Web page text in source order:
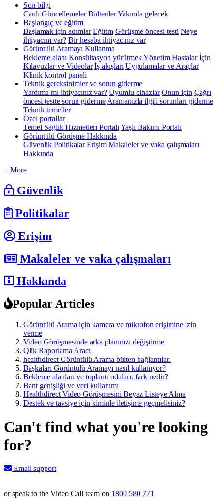
Son bilgi
Canlı Güncellemeler BültenlerYakında gelecek
Başlangıç ve eğitim
Başlamak için adımlar Eğitim Görüşme öncesi testi Neye
ihtiyacım var? Bir hesaba ihtiyacınız var
Görüntülü Aramayı Kullanma
Bekleme alanı Konsültasyon yürütmekYönetim Hastalar İçin
Kılavuzlar ve Videolar İş akışları Uygulamalar ve Araçlar
Klinik kontrol paneli
Teknik gereksinimler ve sorun giderme
Yardıma mı ihtiyacınız var? Uyumlu cihazlar Onun için Çağrı
öncesi testte sorun giderme Aramanızla ilgili sorunları giderme
Teknik temeller
Özel portallar
Temel Sağlık Hizmetleri Portalı Yaşlı Bakımı Portalı
Görüntülü Görüşme Hakkında
Güvenlik Politikalar Erişim Makaleler ve vaka çalışmaları
Hakkında
+ More
Güvenlik
Politikalar
Erişim
Makaleler ve vaka çalışmaları
Hakkında
Popular Articles
Görüntülü Arama için kamera ve mikrofon erişimine izin
verme
Video Görüşmesinde arka planınızı değiştirme
Qlik Raporlama Aracı
healthdirect Görüntülü Arama bülten bağlantıları
Başkaları Görüntülü Aramayı nasıl kullanıyor?
Bekleme alanları ve toplantı odaları: fark nedir?
Bant genişliği ve veri kullanımı
Healthdirect Video Görüşmesini Beyaz Listeye Alma
Destek ve tavsiye için kiminle iletişime geçmelisiniz?
Can't find what you're looking
for?
Email support
or speak to the Video Call team on 1800 580 771